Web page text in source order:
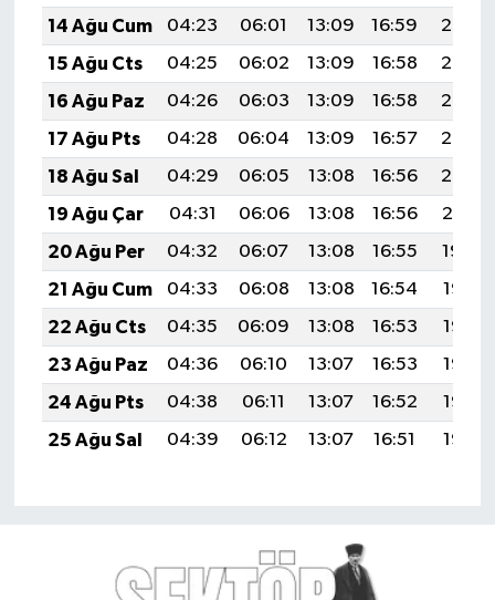
14 Ağu Cum
04:23 06:01 13:09 16:59
20:08
15 Ağu Cts
04:25 06:02 13:09 16:58
20:06
16 Ağu Paz
04:26 06:03 13:09 16:58
20:05
17 Ağu Pts
04:28 06:04 13:09 16:57
20:03
18 Ağu Sal
04:29 06:05 13:08 16:56
20:02
19 Ağu Çar
04:31 06:06 13:08 16:56
20:01
20 Ağu Per
04:32 06:07 13:08 16:55
19:59
21 Ağu Cum
04:33 06:08 13:08 16:54
19:58
22 Ağu Cts
04:35 06:09 13:08 16:53
19:56
23 Ağu Paz
04:36 06:10 13:07 16:53
19:55
24 Ağu Pts
04:38 06:11 13:07 16:52
19:53
25 Ağu Sal
04:39 06:12 13:07 16:51 19:52